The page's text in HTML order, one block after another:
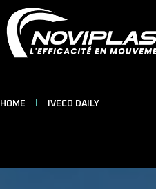
HOME IVECO DAILY